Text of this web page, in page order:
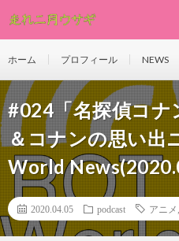
ホーム プロフィール NEWS
#024「名探偵コナ
＆コナンの思い出
World
2020.04.05 podcast アニメ